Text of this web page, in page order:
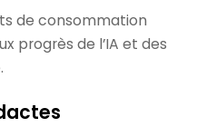
de consommation
progrès de l’IA et des